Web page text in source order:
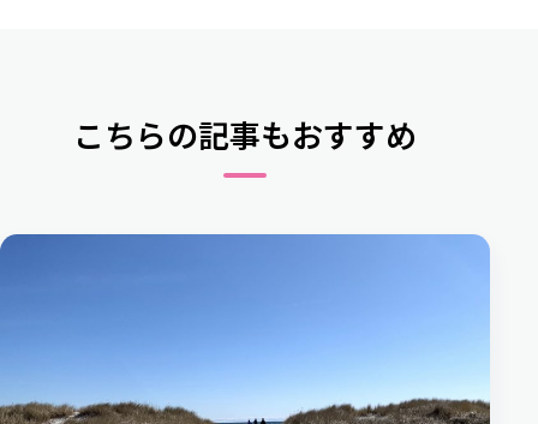
こちらの記事もおすすめ